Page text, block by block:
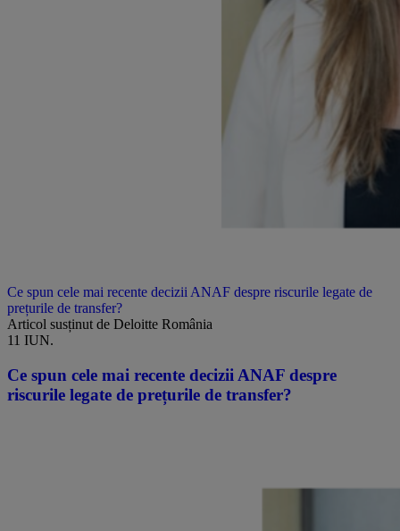
Ce spun cele mai recente decizii ANAF despre riscurile legate de
prețurile de transfer?
Articol susținut de Deloitte România
11 IUN.
Ce spun cele mai recente decizii ANAF despre
riscurile legate de prețurile de transfer?